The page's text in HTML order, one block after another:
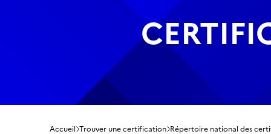
Accueil Trouver une certification Répertoire national des